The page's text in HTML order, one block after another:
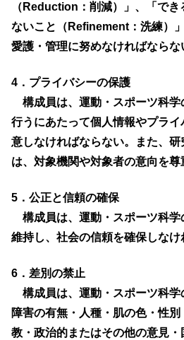
（Reduction：削減）」、「でき
ないこと（Refinement：洗練）
愛護・管理に努めなければならな
4．プライバシーの保護
構成員は、運動・スポーツ科学
行うにあたって個人情報やプラ
意しなければならない。また、
は、対象機関や対象者の意向を尊
5．公正と信頼の確保
構成員は、運動・スポーツ科学
維持し、社会の信頼を確保しなけ
6．差別の禁止
構成員は、運動・スポーツ科学
障害の有無・人種・肌の色・性
教・政治的またはその他の意見